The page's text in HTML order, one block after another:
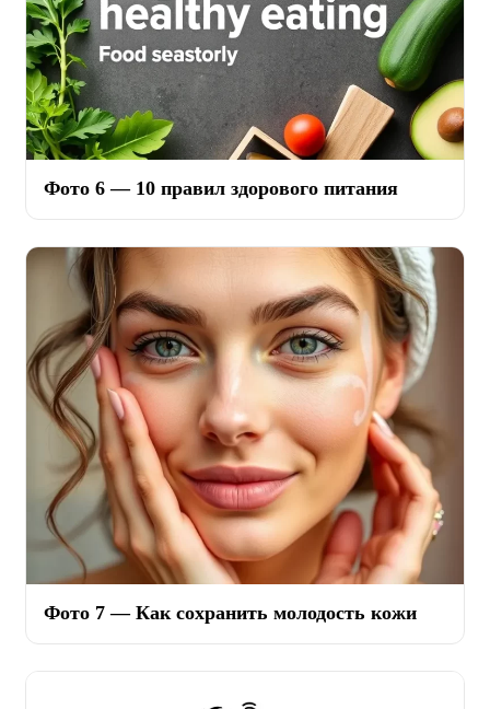
Фото 6 — 10 правил здорового питания
Фото 7 — Как сохранить молодость кожи